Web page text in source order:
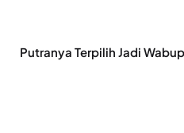
Putranya Terpilih Jadi